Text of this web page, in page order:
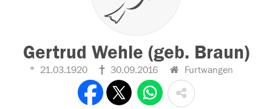
Gertrud Wehle (geb. Braun)
21.03.1920 30.09.2016 Furtwangen